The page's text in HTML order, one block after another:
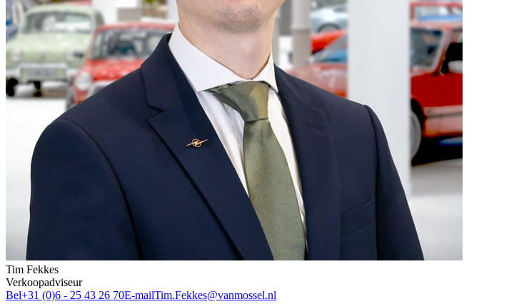
Tim Fekkes
Verkoopadviseur
Bel+31 (0)6 - 25 43 26 70E-mailTim.Fekkes@vanmossel.nl